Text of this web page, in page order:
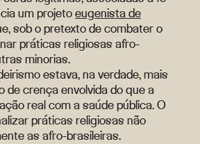
um projetoeugenista de
sob o pretexto de combater o
práticas religiosas afro-
minorias.
estava, na verdade, mais
de crença envolvida do que a
real com a saúde pública. O
práticas religiosas não
as afro-brasileiras.